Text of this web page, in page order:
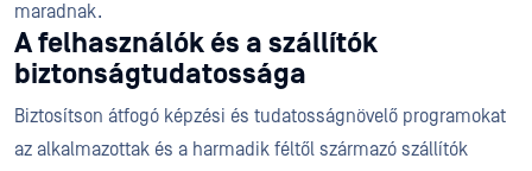
maradnak.
A felhasználók és a szállítók
biztonságtudatossága
Biztosítson átfogó képzési és tudatosságnövelő programokat
az alkalmazottak és a harmadik féltől származó szállítók